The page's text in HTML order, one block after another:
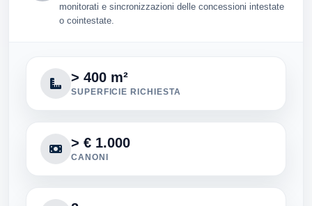
monitorati e sincronizzazioni delle concessioni intestate
o cointestate.
> 400 m²
SUPERFICIE RICHIESTA
> € 1.000
CANONI